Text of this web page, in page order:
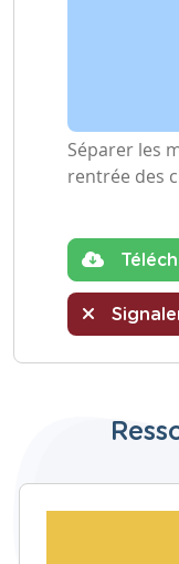
Séparer les
rentrée des